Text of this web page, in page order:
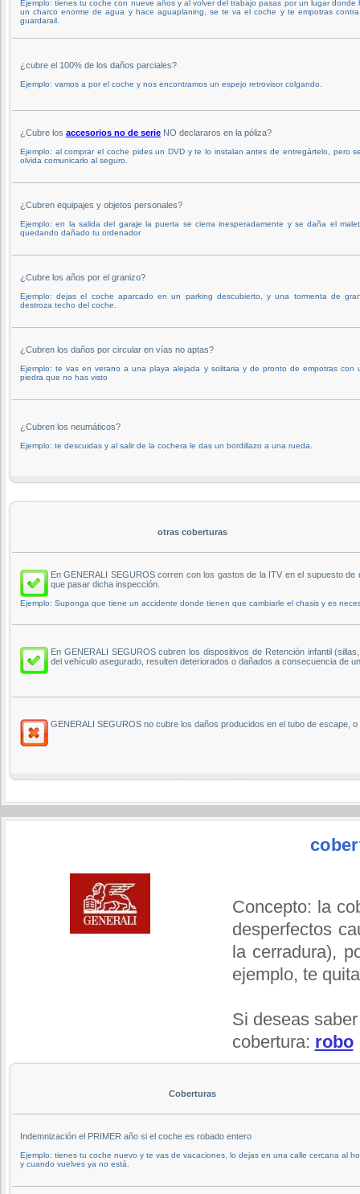
Ejemplo: tienes tu coche con nueve años y al volver del trabajo pasas por un lugar donde
un charco enorme de agua y hace aguaplaning, se te va el coche y te empotras
guardarail.
¿cubre el 100% de los daños parciales?
Ejemplo: vamos a por el coche y nos encontramos un espejo retrovisor colgando.
¿Cubre los accesorios no de serie NO declararos en la póliza?
Ejemplo: al comprar el coche pides un DVD y te lo instalan antes de entregártelo, pero
olvida comunicarlo al seguro.
¿Cubren equipajes y objetos personales?
Ejemplo: en la salida del garaje la puerta se cierra inesperadamente y se daña el
quedando dañado tu ordenador
¿Cubre los años por el granizo?
Ejemplo: dejas el coche aparcado en un parking descubierto, y una tormenta de
destroza techo del coche.
¿Cubren los daños por circular en vías no aptas?
Ejemplo: te vas en verano a una playa alejada y solitaria y de pronto de empotras con
piedra que no has visto
¿Cubren los neumáticos?
Ejemplo: te descuidas y al salir de la cochera le das un bordillazo a una rueda.
otras coberturas
En GENERALI SEGUROS corren con los gastos de la ITV en el supuesto de
que pasar dicha inspección.
Ejemplo: Suponga que tiene un accidente donde tienen que cambiarle el chasis y es
En GENERALI SEGUROS cubren los dispositivos de Retención infantil
del vehículo asegurado, resulten deteriorados o dañados a consecuencia de
GENERALI SEGUROS no cubre los daños producidos en el tubo de escape,
Concepto: la
desperfectos
la cerradura),
ejemplo, te
Si deseas
cobertura: robo
Coberturas
Indemnización el PRIMER año si el coche es robado entero
Ejemplo: tienes tu coche nuevo y te vas de vacaciones, lo dejas en una calle cercana al
y cuando vuelves ya no está.